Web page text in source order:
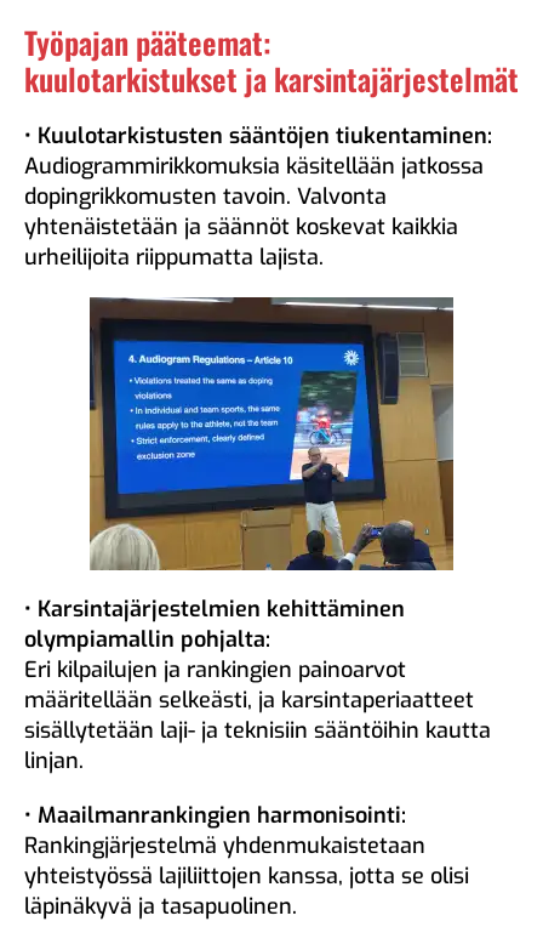
Työpajan pääteemat:
kuulotarkistukset ja karsintajärjestelmät
• Kuulotarkistusten sääntöjen tiukentaminen:
Audiogrammirikkomuksia käsitellään jatkossa
dopingrikkomusten tavoin. Valvonta
yhtenäistetään ja säännöt koskevat kaikkia
urheilijoita riippumatta lajista.
• Karsintajärjestelmien kehittäminen
olympiamallin pohjalta:
Eri kilpailujen ja rankingien painoarvot
määritellään selkeästi, ja karsintaperiaatteet
sisällytetään laji- ja teknisiin sääntöihin kautta
linjan.
• Maailmanrankingien harmonisointi:
Rankingjärjestelmä yhdenmukaistetaan
yhteistyössä lajiliittojen kanssa, jotta se olisi
läpinäkyvä ja tasapuolinen.